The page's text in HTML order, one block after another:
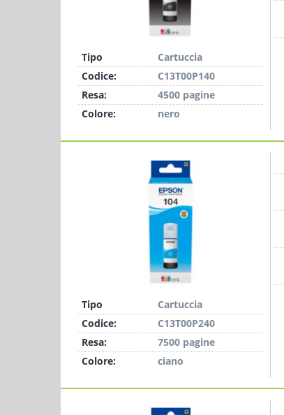
Tipo
Cartuccia
Codice:
C13T00P140
Resa:
4500 pagine
Colore:
nero
Tipo
Cartuccia
Codice:
C13T00P240
Resa:
7500 pagine
Colore:
ciano